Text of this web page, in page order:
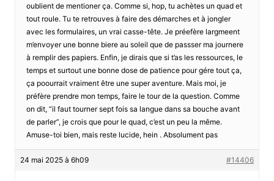
oublient de mentioner ça. Comme si, hop, tu achètes un quad et
tout roule. Tu te retrouves à faire des démarches et à jongler
avec les formulaires, un vrai casse-tête. Je préefère largmeent
m’envoyer une bonne biere au soleil que de passser ma journere
à remplir des papiers. Enfin, je dirais que si t’as les ressources, le
temps et surtout une bonne dose de patience pour gére tout ça,
ça poourrait vraiment être une super aventure. Mais moi, je
préfère prendre mon temps, faire le tour de la question. Comme
on dit, “il faut tourner sept fois sa langue dans sa bouche avant
de parler”, je crois que pour le quad, c’est un peu la même.
Amuse-toi bien, mais reste lucide, hein . Absolument pas
24 mai 2025 à 6h09 #14406